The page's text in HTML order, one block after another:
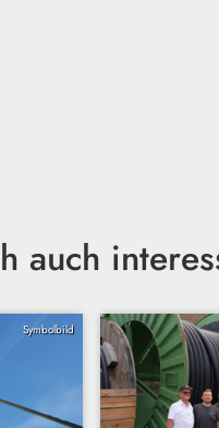
auch
Symbolbild